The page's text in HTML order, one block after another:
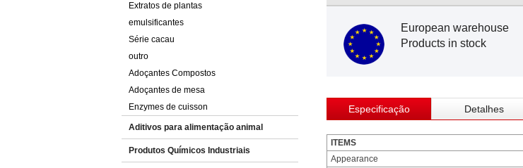
Extratos de plantas
emulsificantes
Série cacau
outro
Adoçantes Compostos
Adoçantes de mesa
Enzymes de cuisson
Aditivos para alimentação animal
Produtos Químicos Industriais
European warehouse
Products in stock
Especificação Detalhes
ITEMS
Appearance